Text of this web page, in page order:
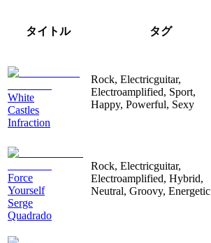
タイトル タグ
White
Castles
Infraction
Rock, Electricguitar,
Electroamplified, Sport,
Happy, Powerful, Sexy
Force
Yourself
Serge
Quadrado
Rock, Electricguitar,
Electroamplified, Hybrid,
Neutral, Groovy, Energetic